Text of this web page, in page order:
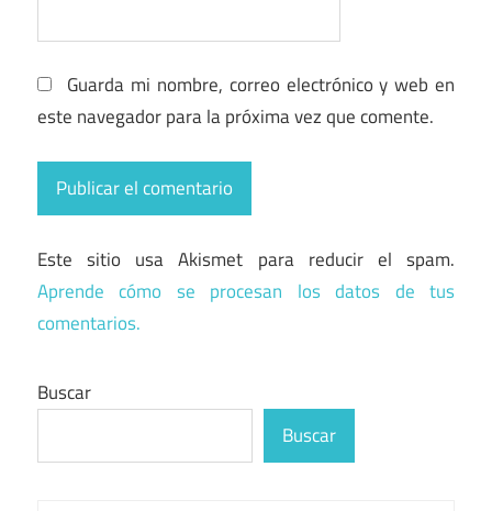
Guarda mi nombre, correo electrónico y web en
este navegador para la próxima vez que comente.
Este sitio usa Akismet para reducir el spam.
Aprende cómo se procesan los datos de tus
comentarios.
Buscar
Buscar